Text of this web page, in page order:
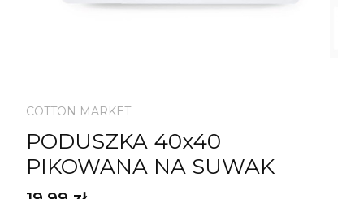
COTTON MARKET
PODUSZKA 40x40
PIKOWANA NA SUWAK